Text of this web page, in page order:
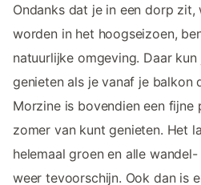
Ondanks dat je in een dorp
worden in het hoogseizoen,
natuurlijke omgeving. Daar
genieten als je vanaf je balkon
Morzine is bovendien een fijne
zomer van kunt genieten. Het
helemaal groen en alle
weer tevoorschijn. Ook dan is